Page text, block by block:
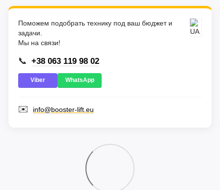
Поможем подобрать технику под ваш бюджет и
задачи.
Мы на связи!
📞 +38 063 119 98 02
Viber WhatsApp
✉️ info@booster-lift.eu